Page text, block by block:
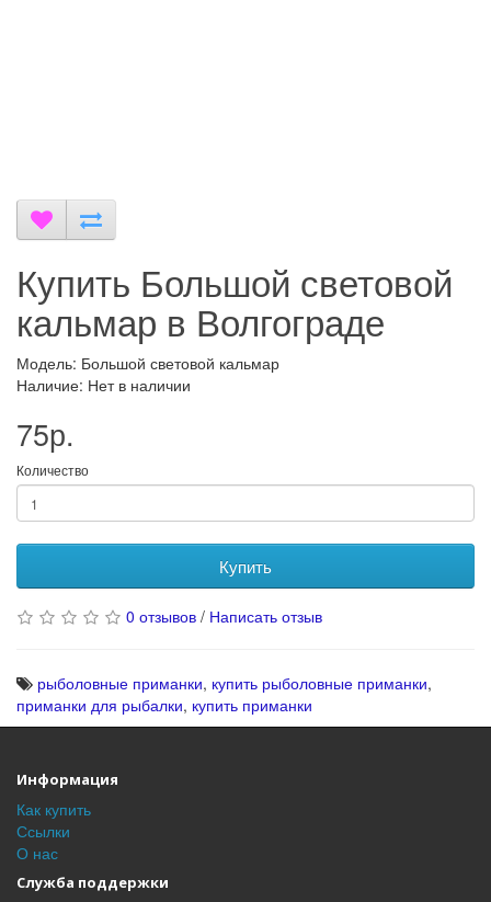
Купить Большой световой
кальмар в Волгограде
Модель: Большой световой кальмар
Наличие: Нет в наличии
75р.
Количество
Купить
0 отзывов / Написать отзыв
рыболовные приманки, купить рыболовные приманки,
приманки для рыбалки, купить приманки
Информация
Как купить
Ссылки
О нас
Служба поддержки